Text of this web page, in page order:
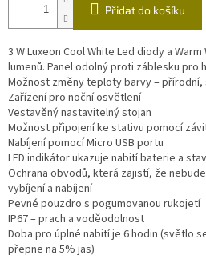
Přidat do košíku
3 W Luxeon Cool White Led diody a
lumenů. Panel odolný proti záblesku pro
Možnost změny teploty barvy – přírodní,
Zařízení pro noční osvětlení
Vestavěný nastavitelný stojan
Možnost připojení ke stativu pomocí
Nabíjení pomocí Micro USB portu
LED indikátor ukazuje nabití baterie a
Ochrana obvodů, která zajistí, že
vybíjení a nabíjení
Pevné pouzdro s pogumovanou rukojetí
IP67 – prach a voděodolnost
Doba pro úplné nabití je 6 hodin (světlo
přepne na 5% jas)